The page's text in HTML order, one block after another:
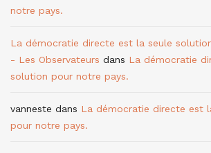
notre pays.
La démocratie directe est la seule
- Les Observateurs dans La démocratie
solution pour notre pays.
vanneste dans La démocratie directe est
pour notre pays.